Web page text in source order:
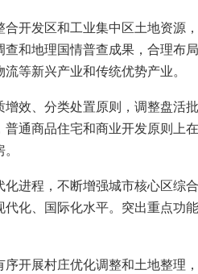
发区和工业集中区土地资源
和地理国情普查成果，合理布
等新兴产业和传统优势产业。
、分类处置原则，调整盘活
通商品住宅和商业开发原则上
程，不断增强城市核心区综
化、国际化水平。突出重点功
展村庄优化调整和土地整理